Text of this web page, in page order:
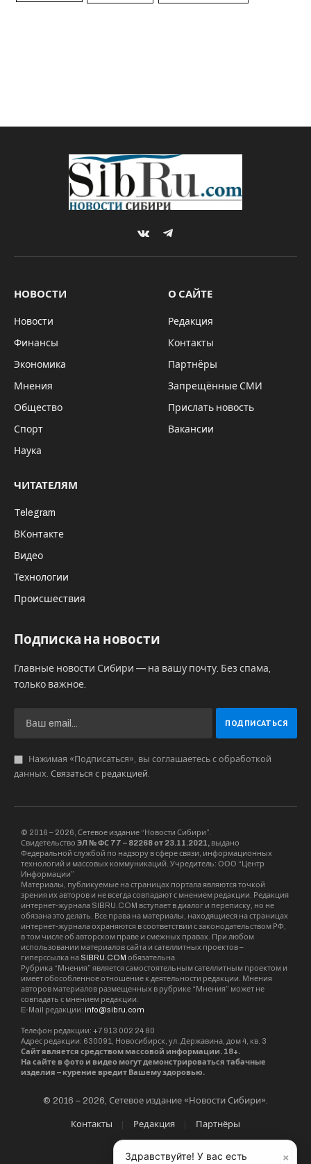
VKontakteTelegram
НОВОСТИ
Новости
Финансы
Экономика
Мнения
Общество
Спорт
Наука
О САЙТЕ
Редакция
Контакты
Партнёры
Запрещённые СМИ
Прислать новость
Вакансии
ЧИТАТЕЛЯМ
Telegram
ВКонтакте
Видео
Технологии
Происшествия
Подписка на новости
Главные новости Сибири — на вашу почту. Без спама,
только важное.
Нажимая «Подписаться», вы соглашаетесь с обработкой
данных. Связаться с редакцией.
© 2016 – 2026, Сетевое издание “Новости Сибири”.
Свидетельство ЭЛ № ФС 77 – 82268 от 23.11.2021, выдано
Федеральной службой по надзору в сфере связи, информационных
технологий и массовых коммуникаций. Учредитель: ООО “Центр
Информации”
Материалы, публикуемые на страницах портала являются точкой
зрения их авторов и не всегда совпадают с мнением редакции. Редакция
интернет-журнала SIBRU.COM вступает в диалог и переписку, но не
обязана это делать. Все права на материалы, находящиеся на страницах
интернет-журнала охраняются в соответствии с законодательством РФ,
в том числе об авторском праве и смежных правах. При любом
использовании материалов сайта и сателлитных проектов –
гиперссылка на SIBRU.COM обязательна.
Рубрика “Мнения” является самостоятельным сателлитным проектом и
имеет обособленное отношение к деятельности редакции. Мнения
авторов материалов размещенных в рубрике “Мнения” может не
совпадать с мнением редакции.
E-Mail редакции: info@sibru.com
Телефон редакции: +7 913 002 24 80
Адрес редакции: 630091, Новосибирск, ул. Державина, дом 4, кв. 3
Сайт является средством массовой информации. 18+.
На сайте в фото и видео могут демонстрироваться табачные
изделия – курение вредит Вашему здоровью.
© 2016 – 2026, Сетевое издание «Новости Сибири».
Контакты Редакция Партнёры
×
Здравствуйте! У вас есть